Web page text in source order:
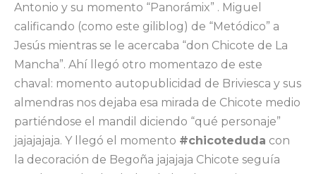
Antonio y su momento “Panorámix” . Miguel
calificando (como este giliblog) de “Metódico” a
Jesús mientras se le acercaba “don Chicote de La
Mancha”. Ahí llegó otro momentazo de este
chaval: momento autopublicidad de Briviesca y sus
almendras nos dejaba esa mirada de Chicote medio
partiéndose el mandil diciendo “qué personaje”
jajajajaja. Y llegó el momento #chicoteduda con
la decoración de Begoña jajajaja Chicote seguía